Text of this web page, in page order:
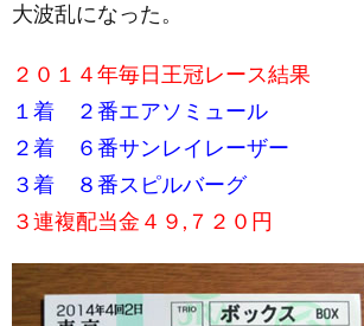
大波乱になった。
２０１４年毎日王冠レース結果
１着 ２番エアソミュール
２着 ６番サンレイレーザー
３着 ８番スピルバーグ
３連複配当金４９,７２０円